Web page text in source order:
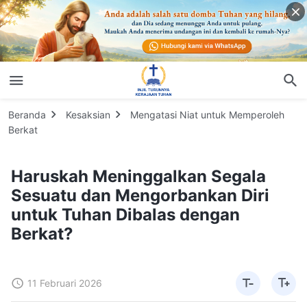
Beranda Kesaksian
Mengatasi Niat untuk Memperoleh
Berkat
Haruskah Meninggalkan Segala
Sesuatu dan Mengorbankan Diri
untuk Tuhan Dibalas dengan
Berkat?
11 Februari 2026